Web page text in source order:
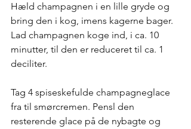
Hæld champagnen i en lille gryde og
bring den i kog, imens kagerne bager.
Lad champagnen koge ind, i ca. 10
minutter, til den er reduceret til ca. 1
deciliter.
Tag 4 spiseskefulde champagneglace
fra til smørcremen. Pensl den
resterende glace på de nybagte og